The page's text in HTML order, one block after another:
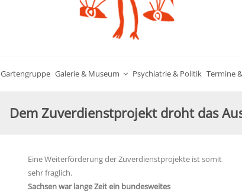
Gartengruppe Galerie & Museum Psychiatrie & Politik Termine
Dem Zuverdienstprojekt droht das
Eine Weiterförderung der Zuverdienstprojekte ist somit
sehr fraglich.
Sachsen war lange Zeit ein bundesweites